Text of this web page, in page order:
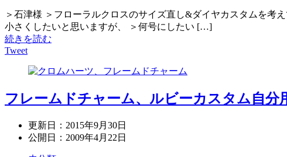
＞石津様 ＞フローラルクロスのサイズ直し&ダイヤカスタムを考
小さくしたいと思いますが、 ＞何号にしたい […]
続きを読む
Tweet
フレームドチャーム、ルビーカスタム自分
更新日： 2015年9月30日
公開日： 2009年4月22日